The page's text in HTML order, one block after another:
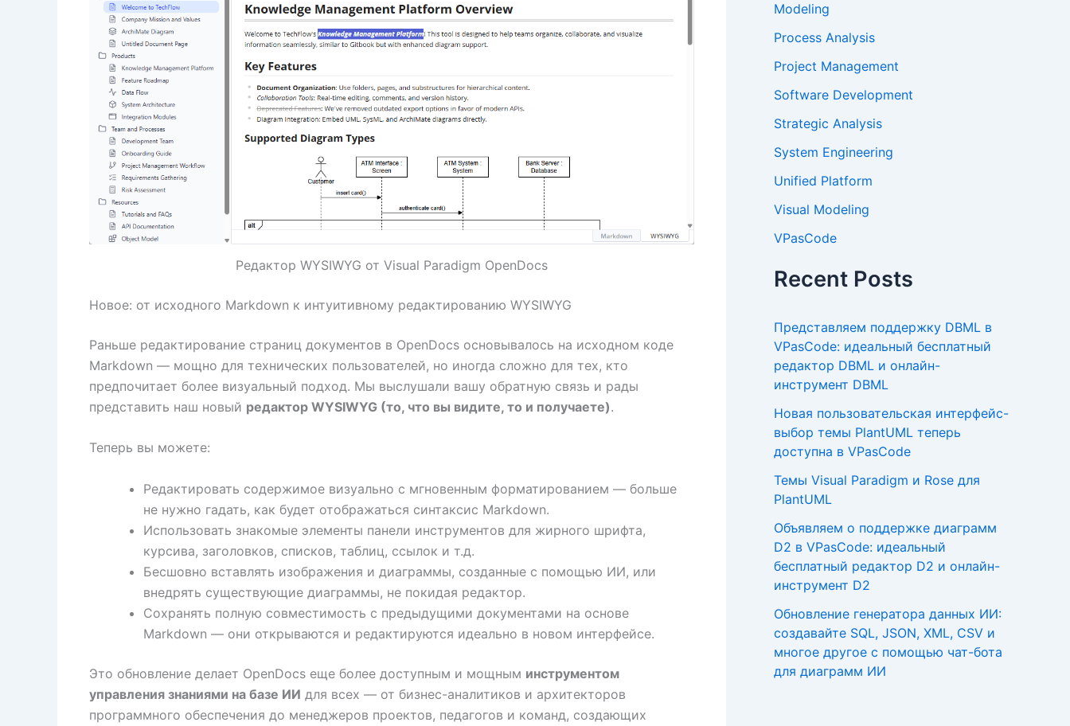
Редактор WYSIWYG от Visual Paradigm OpenDocs
Новое: от исходного Markdown к интуитивному редактированию WYSIWYG
Раньше редактирование страниц документов в OpenDocs основывалось на исходном коде
Markdown — мощно для технических пользователей, но иногда сложно для тех, кто
предпочитает более визуальный подход. Мы выслушали вашу обратную связь и рады
представить наш новый редактор WYSIWYG (то, что вы видите, то и получаете).
Теперь вы можете:
Редактировать содержимое визуально с мгновенным форматированием — больше
не нужно гадать, как будет отображаться синтаксис Markdown.
Использовать знакомые элементы панели инструментов для жирного шрифта,
курсива, заголовков, списков, таблиц, ссылок и т.д.
Бесшовно вставлять изображения и диаграммы, созданные с помощью ИИ, или
внедрять существующие диаграммы, не покидая редактор.
Сохранять полную совместимость с предыдущими документами на основе
Markdown — они открываются и редактируются идеально в новом интерфейсе.
Это обновление делает OpenDocs еще более доступным и мощным инструментом
управления знаниями на базе ИИ для всех — от бизнес-аналитиков и архитекторов
программного обеспечения до менеджеров проектов, педагогов и команд, создающих
Modeling
Process Analysis
Project Management
Software Development
Strategic Analysis
System Engineering
Unified Platform
Visual Modeling
VPasCode
Recent Posts
Представляем поддержку DBML в
VPasCode: идеальный бесплатный
редактор DBML и онлайн-
инструмент DBML
Новая пользовательская интерфейс-
выбор темы PlantUML теперь
доступна в VPasCode
Темы Visual Paradigm и Rose для
PlantUML
Объявляем о поддержке диаграмм
D2 в VPasCode: идеальный
бесплатный редактор D2 и онлайн-
инструмент D2
Обновление генератора данных ИИ:
создавайте SQL, JSON, XML, CSV и
многое другое с помощью чат-бота
для диаграмм ИИ